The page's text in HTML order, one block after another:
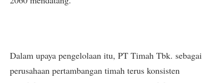
Dalam upaya pengelolaan itu, PT Timah Tbk. sebagai
perusahaan pertambangan timah terus konsisten